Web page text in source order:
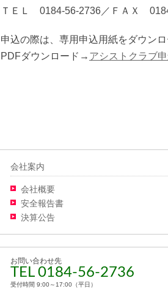
ＴＥＬ 0184-56-2736／ＦＡＸ
申込の際は、専用申込用紙をダウン
PDFダウンロード→ アシストクラブ
会社案内
会社概要
安全報告書
決算公告
お問い合わせ先
TEL 0184-56-2736
受付時間 9:00～17:00（平日）